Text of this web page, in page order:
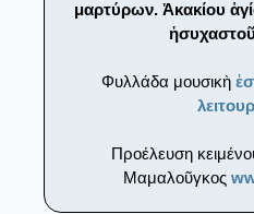
μαρτύρων. Ἀκακίου
Φυλλάδα μουσικὴ
Προέλευση
Μαμαλοῦγκος